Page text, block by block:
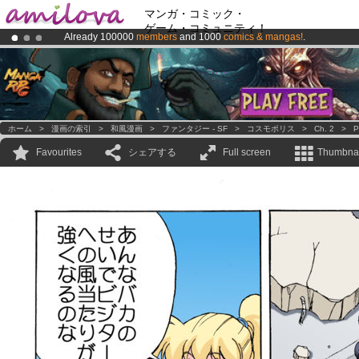
マンガ・コミック・
ゲーム・コミュニティ！
Already 100000 members and 1000 comics & mangas!.
AmilovaKickstarter is now LIVE!.
Premium membership from3.95 euros per month !Get membership
ホーム > 漫画の索引 > 和風漫画 > ファンタジー - SF > コスモポリス > Ch. 2 >
Favourites シェアする Full screen